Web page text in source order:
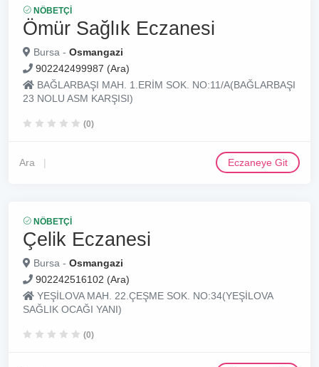
NÖBETÇI
Ömür Sağlık Eczanesi
Bursa - Osmangazi
902242499987 (Ara)
BAĞLARBAŞI MAH. 1.ERİM SOK. NO:11/A(BAĞLARBAŞI
23 NOLU ASM KARŞISI)
(0)
Ara Eczaneye Git
NÖBETÇI
Çelik Eczanesi
Bursa - Osmangazi
902242516102 (Ara)
YEŞİLOVA MAH. 22.ÇEŞME SOK. NO:34(YEŞİLOVA
SAĞLIK OCAĞI YANI)
(0)